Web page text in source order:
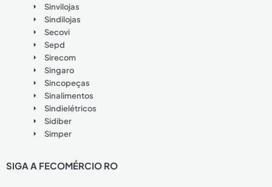
Sinvilojas
Sindilojas
Secovi
Sepd
Sirecom
Singaro
Sincopeças
Sinalimentos
Sindielétricos
Sidiber
Simper
SIGA A FECOMÉRCIO RO